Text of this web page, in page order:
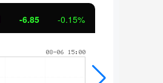
3.42 0.30%